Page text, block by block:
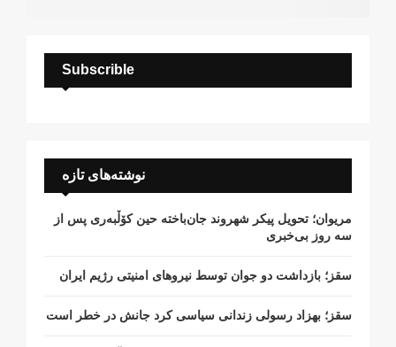
Subscrible
نوشته‌های تازه
مریوان؛ تحویل پیکر شهروند جان‌باخته حین کۆڵبەری پس از
سە روز بی‌خبری
سقز؛ بازداشت دو جوان توسط نیروهای امنیتی رژیم ایران
سقز؛ بهزاد رسولی زندانی سیاسی کرد جانش در خطر است